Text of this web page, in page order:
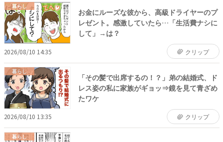
暮らし
お金にルーズな彼から、高級ドライヤーのプ
レゼント。感激していたら…「生活費ナシに
して」→は？
2026/08/10 14:35 クリップ
暮らし
「その髪で出席するの！？」弟の結婚式、ド
レス姿の私に家族がギョッ⇒鏡を見て青ざめ
たワケ
2026/08/10 13:35 クリップ
暮らし